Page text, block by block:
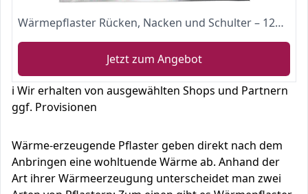
Wärmepflaster Rücken, Nacken und Schulter – 12h wohlige Tiefenwärme, Rückenwärmer – Körperwärmer selbstklebend und luftaktiviert - 10 Stück
Jetzt zum Angebot
ℹ️ Wir erhalten von ausgewählten Shops und Partnern
ggf. Provisionen
Wärme-erzeugende Pflaster geben direkt nach dem
Anbringen eine wohltuende Wärme ab. Anhand der
Art ihrer Wärmeerzeugung unterscheidet man zwei